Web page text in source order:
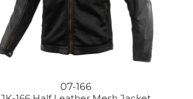
07-166